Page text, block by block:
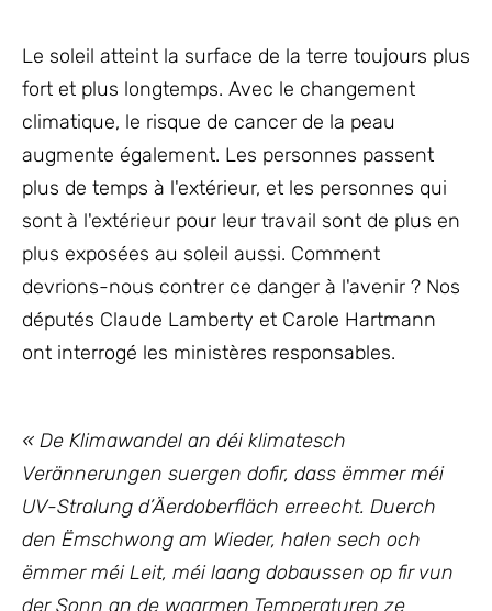
Le soleil atteint la surface de la terre toujours plus
fort et plus longtemps. Avec le changement
climatique, le risque de cancer de la peau
augmente également. Les personnes passent
plus de temps à l'extérieur, et les personnes qui
sont à l'extérieur pour leur travail sont de plus en
plus exposées au soleil aussi. Comment
devrions-nous contrer ce danger à l'avenir ? Nos
députés Claude Lamberty et Carole Hartmann
ont interrogé les ministères responsables.
« De Klimawandel an déi klimatesch
Verännerungen suergen dofir, dass ëmmer méi
UV-Stralung d’Äerdoberfläch erreecht. Duerch
den Ëmschwong am Wieder, halen sech och
ëmmer méi Leit, méi laang dobaussen op fir vun
der Sonn an de waarmen Temperaturen ze